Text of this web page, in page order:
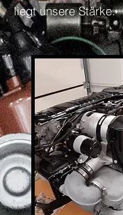
liegt unsere Stärke.